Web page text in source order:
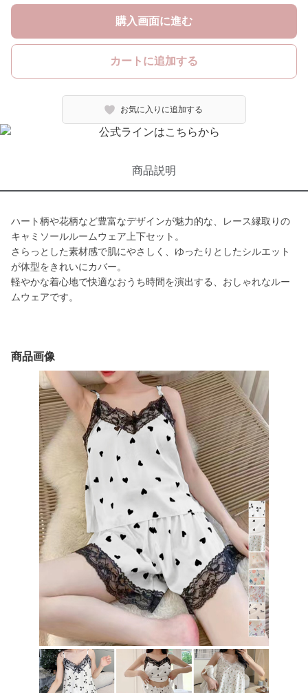
購入画面に進む
カートに追加する
お気に入りに追加する
商品説明
ハート柄や花柄など豊富なデザインが魅力的な、レース縁取りの
キャミソールルームウェア上下セット。
さらっとした素材感で肌にやさしく、ゆったりとしたシルエット
が体型をきれいにカバー。
軽やかな着心地で快適なおうち時間を演出する、おしゃれなルー
ムウェアです。
商品画像